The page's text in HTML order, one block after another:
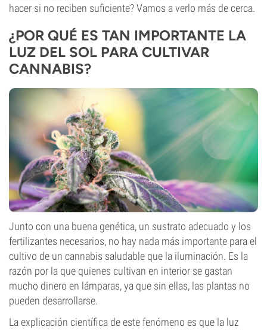
hacer si no reciben suficiente? Vamos a verlo más de cerca.
¿POR QUÉ ES TAN IMPORTANTE LA
LUZ DEL SOL PARA CULTIVAR
CANNABIS?
Junto con una buena genética, un sustrato adecuado y los
fertilizantes necesarios, no hay nada más importante para el
cultivo de un cannabis saludable que la iluminación. Es la
razón por la que quienes cultivan en interior se gastan
mucho dinero en lámparas, ya que sin ellas, las plantas no
pueden desarrollarse.
La explicación científica de este fenómeno es que la luz